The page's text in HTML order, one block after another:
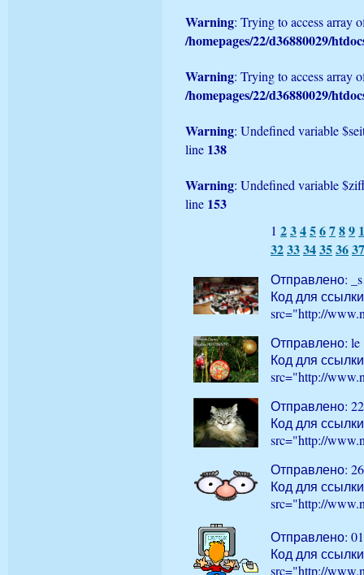
Warning: Trying to access array
/homepages/22/d36880029/
Warning: Trying to access array
/homepages/22/d36880029/
Warning: Undefined variable
line 138
Warning: Undefined variable
line 153
1 23456789
323334353637
Отправлено:
Код для
src="http://
Отправлено: le
Код для
src="http://
Отправлено:
Код для
src="http://
Отправлено:
Код для
src="http://
Отправлено:
Код для
src="http://